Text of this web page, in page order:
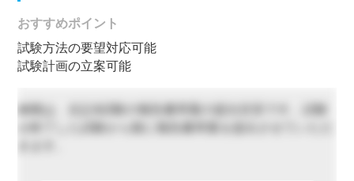
おすすめポイント
試験方法の要望対応可能
試験計画の立案可能
納期は、左記4試験の報告書草案の提出目安です。試験
が終了した試験から順に報告書草案を提出させていただ